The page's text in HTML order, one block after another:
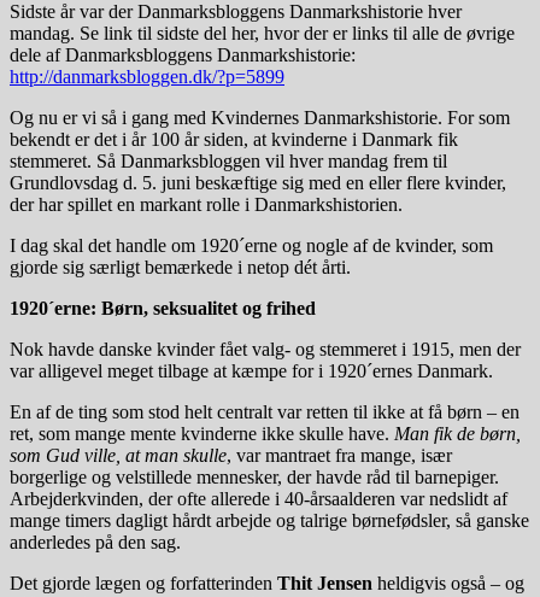
Sidste år var der Danmarksbloggens Danmarkshistorie hver
mandag. Se link til sidste del her, hvor der er links til alle de øvrige
dele af Danmarksbloggens Danmarkshistorie:
http://danmarksbloggen.dk/?p=5899
Og nu er vi så i gang med Kvindernes Danmarkshistorie. For som
bekendt er det i år 100 år siden, at kvinderne i Danmark fik
stemmeret. Så Danmarksbloggen vil hver mandag frem til
Grundlovsdag d. 5. juni beskæftige sig med en eller flere kvinder,
der har spillet en markant rolle i Danmarkshistorien.
I dag skal det handle om 1920´erne og nogle af de kvinder, som
gjorde sig særligt bemærkede i netop dét årti.
1920´erne: Børn, seksualitet og frihed
Nok havde danske kvinder fået valg- og stemmeret i 1915, men der
var alligevel meget tilbage at kæmpe for i 1920´ernes Danmark.
En af de ting som stod helt centralt var retten til ikke at få børn – en
ret, som mange mente kvinderne ikke skulle have. Man fik de børn,
som Gud ville, at man skulle, var mantraet fra mange, især
borgerlige og velstillede mennesker, der havde råd til barnepiger.
Arbejderkvinden, der ofte allerede i 40-årsaalderen var nedslidt af
mange timers dagligt hårdt arbejde og talrige børnefødsler, så ganske
anderledes på den sag.
Det gjorde lægen og forfatterinden Thit Jensen heldigvis også – og